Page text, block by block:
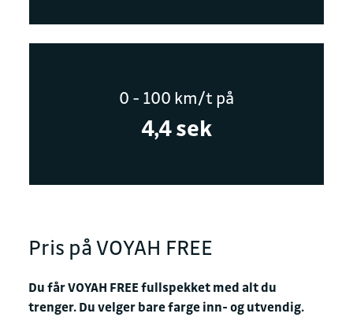
0 - 100 km/t på
4,4 sek
Pris på VOYAH FREE
Du får VOYAH FREE fullspekket med alt du
trenger. Du velger bare farge inn- og utvendig.